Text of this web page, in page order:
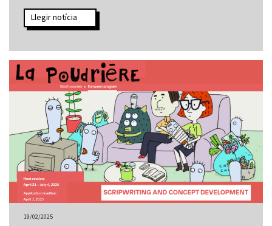
Llegir notícia
19/02/2025